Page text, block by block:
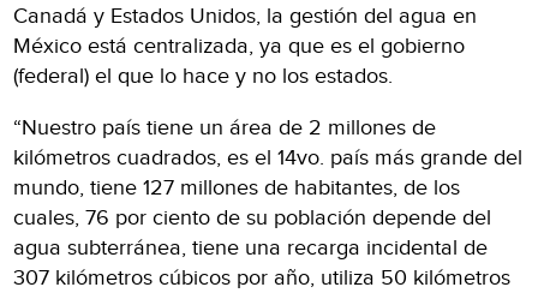
Canadá y Estados Unidos, la gestión del agua en
México está centralizada, ya que es el gobierno
(federal) el que lo hace y no los estados.
“Nuestro país tiene un área de 2 millones de
kilómetros cuadrados, es el 14vo. país más grande del
mundo, tiene 127 millones de habitantes, de los
cuales, 76 por ciento de su población depende del
agua subterránea, tiene una recarga incidental de
307 kilómetros cúbicos por año, utiliza 50 kilómetros